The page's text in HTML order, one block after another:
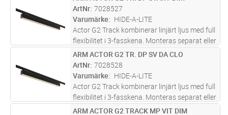
ljuslinjer. Kompatibel med standard 3-
fasskenor och kan ...läs mer
ArtNr 7028527
Varumärke
HIDE-A-LITE
Actor G2 Track kombinerar linjärt ljus med full
flexibilitet i 3-fasskena. Monteras separat eller
placeras dikt an varandra för att skapa långa
ljuslinjer. Kompatibel med standard 3-
fasskenor och kan ...läs mer
ST Lägg i kundvagn
ARM ACTOR G2 TR. DP SV DA CLO
ArtNr 7028528
Varumärke
HIDE-A-LITE
Actor G2 Track kombinerar linjärt ljus med full
flexibilitet i 3-fasskena. Monteras separat eller
placeras dikt an varandra för att skapa långa
ARM ACTOR G2 TRACK MP VIT DIM